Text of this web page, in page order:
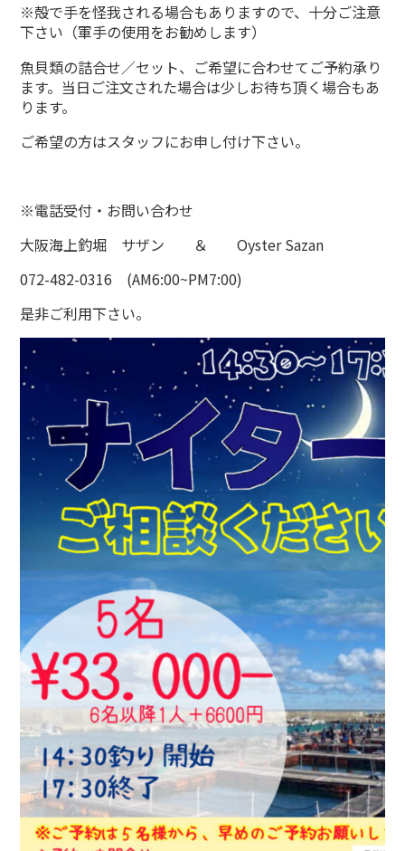
※殻で手を怪我される場合もありますので、十分ご注意
下さい（軍手の使用をお勧めします）
魚貝類の詰合せ／セット、ご希望に合わせてご予約承り
ます。当日ご注文された場合は少しお待ち頂く場合もあ
ります。
ご希望の方はスタッフにお申し付け下さい。
※電話受付・お問い合わせ
大阪海上釣堀 サザン ＆ Oyster Sazan
072-482-0316 (AM6:00~PM7:00)
是非ご利用下さい。